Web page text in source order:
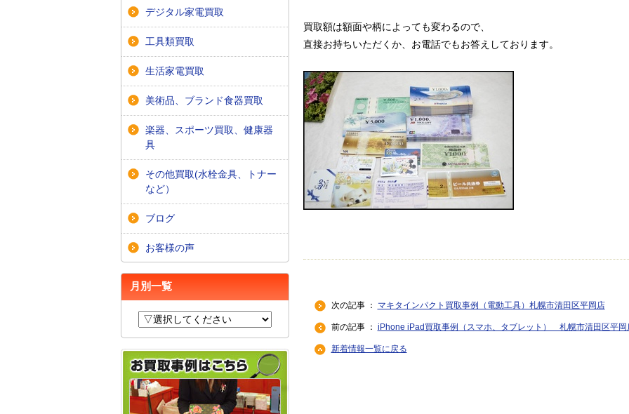
買取額は額面や柄によっても変わるので、
直接お持ちいただくか、お電話でもお答えしております。
次の記事 ： マキタインパクト買取事例（電動工具）札幌市清田区平岡店
前の記事 ： iPhone iPad買取事例（スマホ、タブレット） 札幌市清田区平岡
新着情報一覧に戻る
デジタル家電買取
工具類買取
生活家電買取
美術品、ブランド食器買取
楽器、スポーツ買取、健康器
具
その他買取(水栓金具、トナー
など）
ブログ
お客様の声
月別一覧